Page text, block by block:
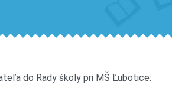
do Rady školy pri MŠ Ľubotice: